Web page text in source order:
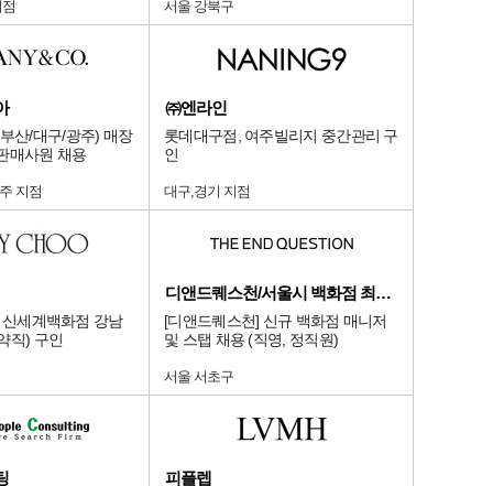
서울 강북구
산/대구/광주) 매장
매사원 채용
지점
㈜엔라인
롯데대구점, 여주빌리지 중간관리 구
인
대구,경기 지점
세계백화점 강남
직) 구인
디앤드퀘스천/서울시 백화점 최상급 점
[디앤드퀘스천] 신규 백화점 매니저
및 스탭 채용 (직영, 정직원)
서울 서초구
피플렙